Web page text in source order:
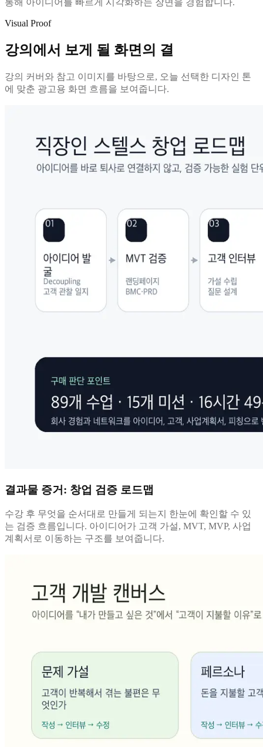
통해 아이디어를 빠르게 시각화하는 장면을 경험합니다.
Visual Proof
강의에서 보게 될 화면의 결
강의 커버와 참고 이미지를 바탕으로, 오늘 선택한 디자인 톤
에 맞춘 광고용 화면 흐름을 보여줍니다.
결과물 증거: 창업 검증 로드맵
수강 후 무엇을 순서대로 만들게 되는지 한눈에 확인할 수 있
는 검증 흐름입니다. 아이디어가 고객 가설, MVT, MVP, 사업
계획서로 이동하는 구조를 보여줍니다.